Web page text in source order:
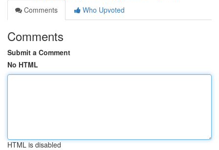
Comments
Who Upvoted
Comments
Submit a Comment
No HTML
HTML is disabled